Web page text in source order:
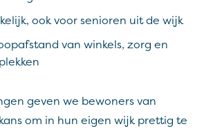
ook voor senioren uit de wijk
van winkels, zorg en
geven we bewoners van
om in hun eigen wijk prettig te